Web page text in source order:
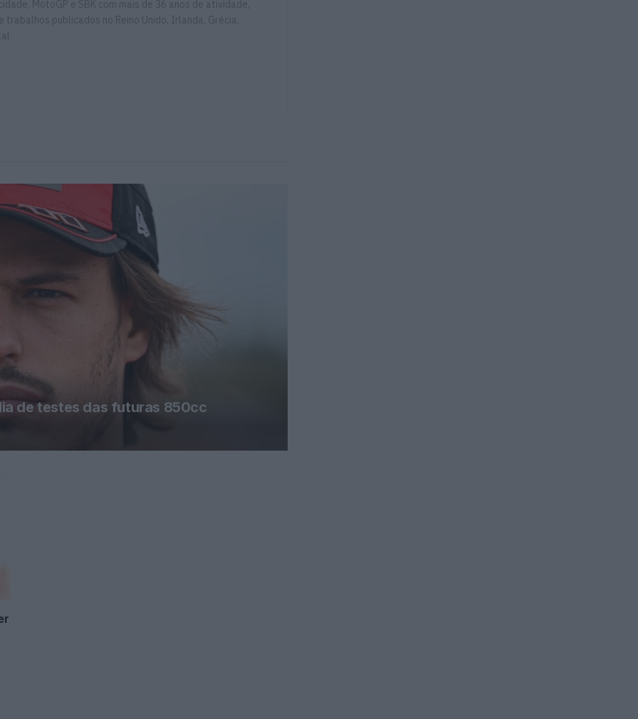
MotoGP e SBK com mais de 36 anos de atividade,
trabalhos publicados no Reino Unido, Irlanda, Grécia,
de testes das futuras 850cc